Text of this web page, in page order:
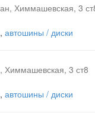
Химмашевская, 3
, автошины / диски
Химмашевская, 3 ст8
, автошины / диски